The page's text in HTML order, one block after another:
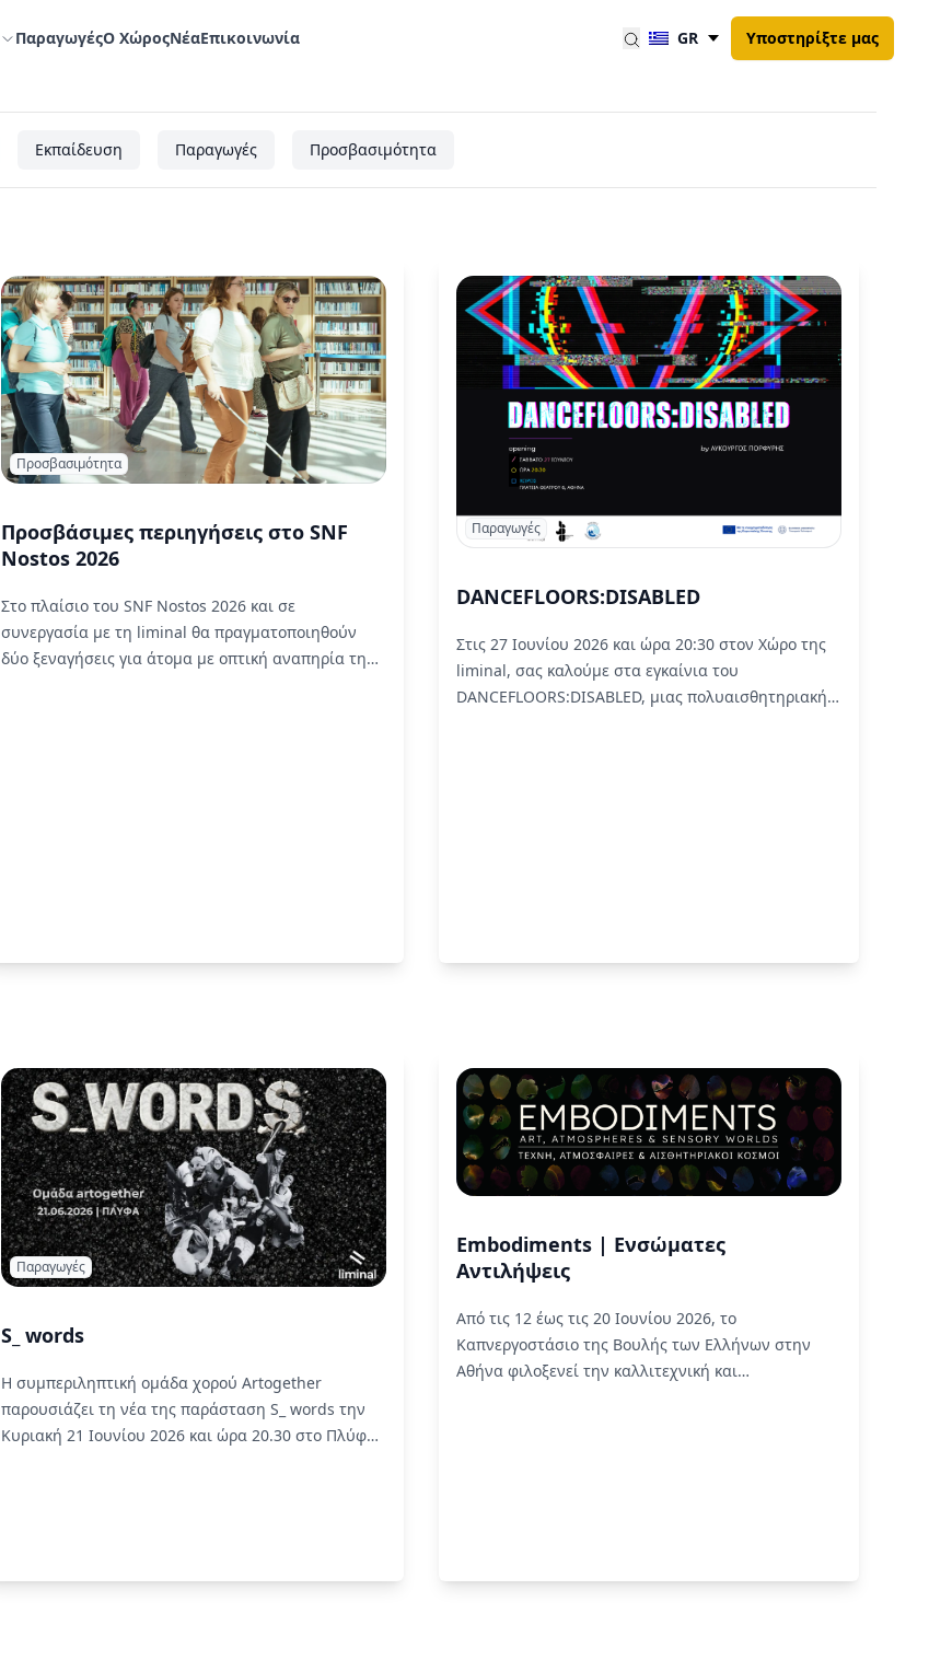
ΠαραγωγέςΟ ΧώροςNέαΕπικοινωνία GR Υποστηρίξτε μας
Εκπαίδευση Παραγωγές Προσβασιμότητα
Προσβασιμότητα
Προσβάσιμες περιηγήσεις στο SNF
Nostos 2026
Στο πλαίσιο του SNF Nostos 2026 και σε
συνεργασία με τη liminal θα πραγματοποιηθούν
δύο ξεναγήσεις για άτομα με οπτική αναπηρία την
Παραγωγές
DANCEFLOORS:DISABLED
Στις 27 Ιουνίου 2026 και ώρα 20:30 στον Χώρο της
liminal, σας καλούμε στα εγκαίνια του
DANCEFLOORS:DISABLED, μιας πολυαισθητηριακής
Παραγωγές
S_ words
Η συμπεριληπτική ομάδα χορού Artogether
παρουσιάζει τη νέα της παράσταση S_ words την
Κυριακή 21 Ιουνίου 2026 και ώρα 20.30 στο Πλύφα.
Embodiments | Ενσώματες
Αντιλήψεις
Από τις 12 έως τις 20 Ιουνίου 2026, το
Καπνεργοστάσιο της Βουλής των Ελλήνων στην
Αθήνα φιλοξενεί την καλλιτεχνική και